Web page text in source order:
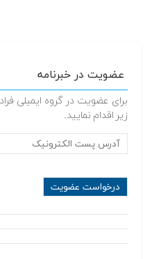
عضویت در خبرنامه
برای عضویت در گروه ایمیلی
زیر اقدام نمایید.